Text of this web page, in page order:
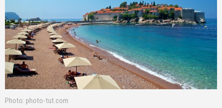
Photo: photo-tut.com